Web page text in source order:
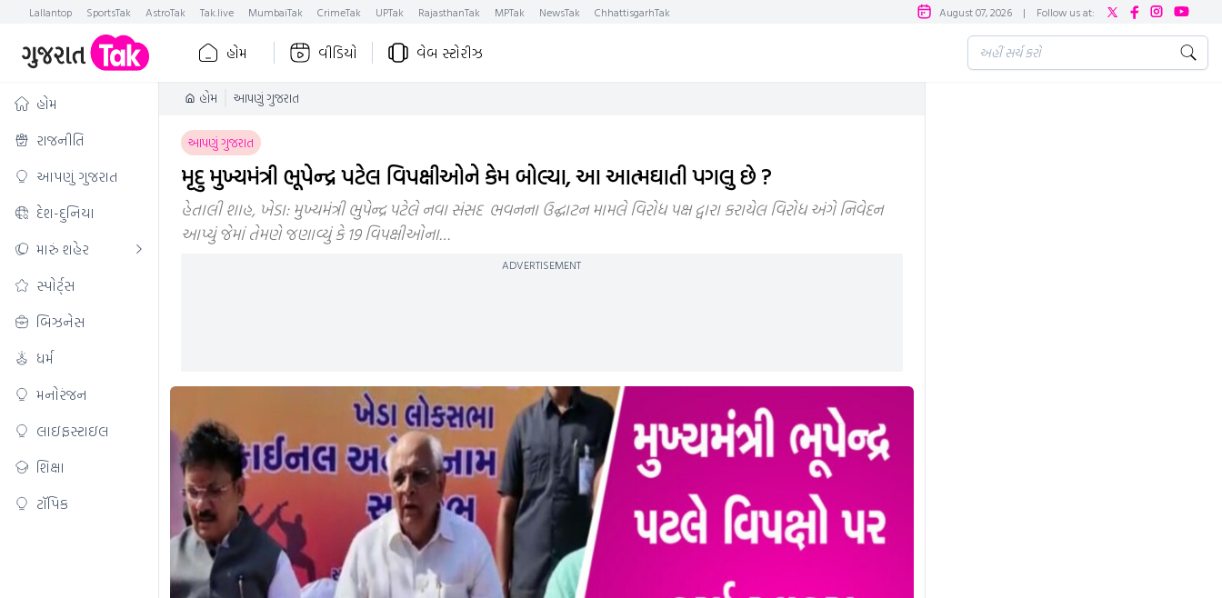
Lallantop SportsTak AstroTak Tak.live MumbaiTak CrimeTak UPTak RajasthanTak MPTak NewsTak ChhattisgarhTak August 07, 2026 | Follow us at:
હોમ વીડિયો વેબ સ્ટોરીઝ
હોમ
રાજનીતિ
આપણું ગુજરાત
દેશ-દુનિયા
મારું શહેર
સ્પોર્ટ્સ
બિઝનેસ
ધર્મ
મનોરંજન
લાઇફસ્ટાઇલ
શિક્ષા
ટૉપિક
હોમ આપણું ગુજરાત
આપણું ગુજરાત
મૃદુ મુખ્યમંત્રી ભૂપેન્દ્ર પટેલ વિપક્ષીઓને કેમ બોલ્યા, આ આત્મઘાતી પગલુ છે ?
હેતાલી શાહ, ખેડા: મુખ્યમંત્રી ભુપેન્દ્ર પટેલે નવા સંસદ ભવનના ઉદ્ઘાટન મામલે વિરોધ પક્ષ દ્વારા કરાયેલ વિરોધ અંગે નિવેદન
આપ્યું જેમાં તેમણે જણાવ્યું કે 19 વિપક્ષીઓના…
ADVERTISEMENT